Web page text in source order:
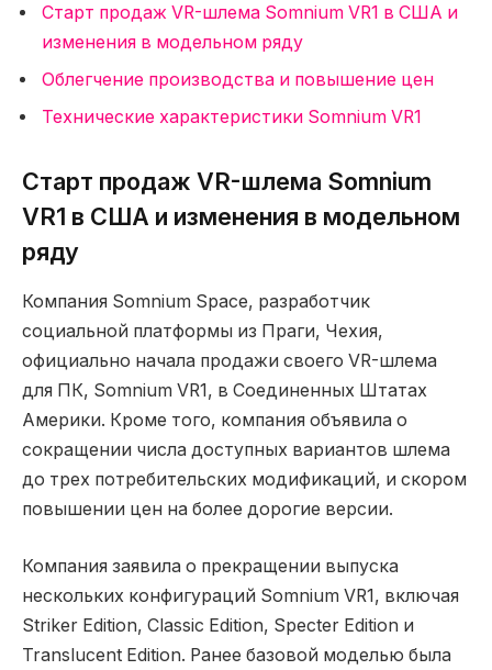
Старт продаж VR-шлема Somnium VR1 в США и
изменения в модельном ряду
Облегчение производства и повышение цен
Технические характеристики Somnium VR1
Старт продаж VR-шлема Somnium
VR1 в США и изменения в модельном
ряду
Компания Somnium Space, разработчик
социальной платформы из Праги, Чехия,
официально начала продажи своего VR-шлема
для ПК, Somnium VR1, в Соединенных Штатах
Америки. Кроме того, компания объявила о
сокращении числа доступных вариантов шлема
до трех потребительских модификаций, и скором
повышении цен на более дорогие версии.
Компания заявила о прекращении выпуска
нескольких конфигураций Somnium VR1, включая
Striker Edition, Classic Edition, Specter Edition и
Translucent Edition. Ранее базовой моделью была